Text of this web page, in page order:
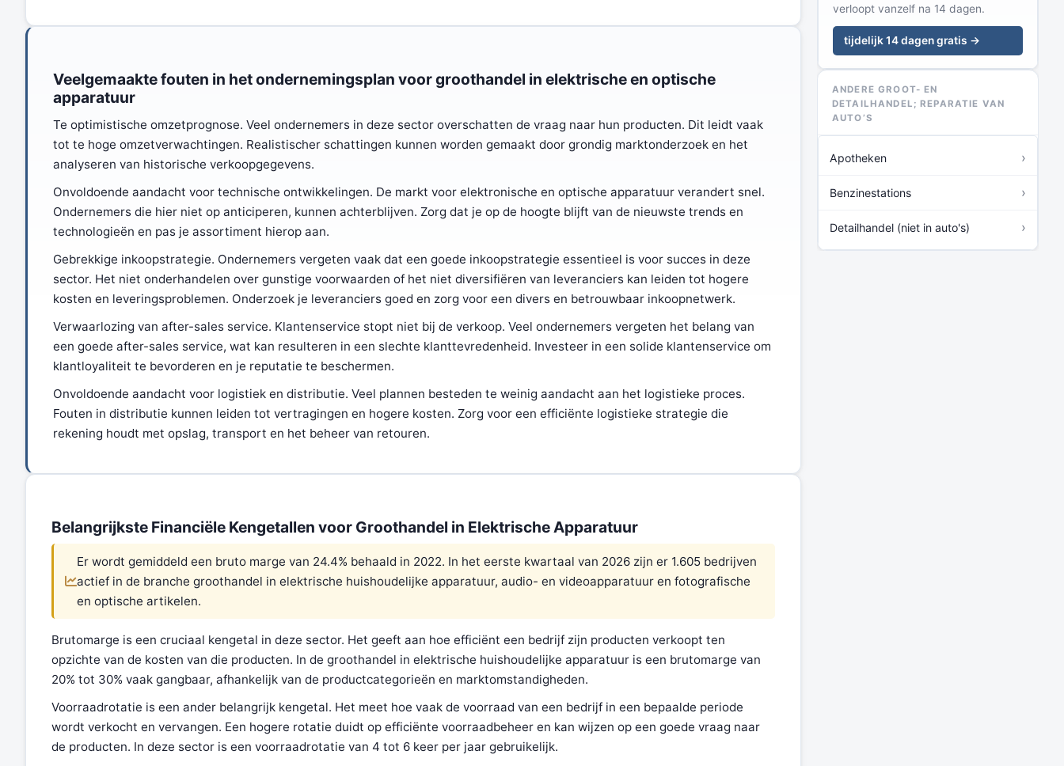
Veelgemaakte fouten in het ondernemingsplan voor groothandel in elektrische en optische
apparatuur
Te optimistische omzetprognose. Veel ondernemers in deze sector overschatten de vraag naar hun producten. Dit leidt vaak
tot te hoge omzetverwachtingen. Realistischer schattingen kunnen worden gemaakt door grondig marktonderzoek en het
analyseren van historische verkoopgegevens.
Onvoldoende aandacht voor technische ontwikkelingen. De markt voor elektronische en optische apparatuur verandert snel.
Ondernemers die hier niet op anticiperen, kunnen achterblijven. Zorg dat je op de hoogte blijft van de nieuwste trends en
technologieën en pas je assortiment hierop aan.
Gebrekkige inkoopstrategie. Ondernemers vergeten vaak dat een goede inkoopstrategie essentieel is voor succes in deze
sector. Het niet onderhandelen over gunstige voorwaarden of het niet diversifiëren van leveranciers kan leiden tot hogere
kosten en leveringsproblemen. Onderzoek je leveranciers goed en zorg voor een divers en betrouwbaar inkoopnetwerk.
Verwaarlozing van after-sales service. Klantenservice stopt niet bij de verkoop. Veel ondernemers vergeten het belang van
een goede after-sales service, wat kan resulteren in een slechte klanttevredenheid. Investeer in een solide klantenservice om
klantloyaliteit te bevorderen en je reputatie te beschermen.
Onvoldoende aandacht voor logistiek en distributie. Veel plannen besteden te weinig aandacht aan het logistieke proces.
Fouten in distributie kunnen leiden tot vertragingen en hogere kosten. Zorg voor een efficiënte logistieke strategie die
rekening houdt met opslag, transport en het beheer van retouren.
Belangrijkste Financiële Kengetallen voor Groothandel in Elektrische Apparatuur
Er wordt gemiddeld een bruto marge van 24.4% behaald in 2022. In het eerste kwartaal van 2026 zijn er 1.605 bedrijven
actief in de branche groothandel in elektrische huishoudelijke apparatuur, audio- en videoapparatuur en fotografische
en optische artikelen.
Brutomarge is een cruciaal kengetal in deze sector. Het geeft aan hoe efficiënt een bedrijf zijn producten verkoopt ten
opzichte van de kosten van die producten. In de groothandel in elektrische huishoudelijke apparatuur is een brutomarge van
20% tot 30% vaak gangbaar, afhankelijk van de productcategorieën en marktomstandigheden.
Voorraadrotatie is een ander belangrijk kengetal. Het meet hoe vaak de voorraad van een bedrijf in een bepaalde periode
wordt verkocht en vervangen. Een hogere rotatie duidt op efficiënte voorraadbeheer en kan wijzen op een goede vraag naar
de producten. In deze sector is een voorraadrotatie van 4 tot 6 keer per jaar gebruikelijk.
verloopt vanzelf na 14 dagen.
tijdelijk 14 dagen gratis →
ANDERE GROOT- EN
DETAILHANDEL; REPARATIE VAN
AUTO’S
Apotheken ›
Benzinestations ›
Detailhandel (niet in auto's) ›